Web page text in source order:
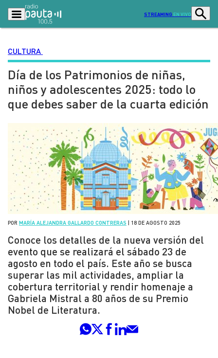
STREAMING EN VIVO
Podcasts Programas
Lo Último Actualidad
Ciudad Economía
Radio en vivo Sostenibilidad
Tendencias Deportes
Entretención y Cultura Opinión
Dato en Pauta Señal 2
Contenido Patrocinado
CULTURA
Día de los Patrimonios de niñas,
niños y adolescentes 2025: todo lo
que debes saber de la cuarta edición
POR MARÍA ALEJANDRA GALLARDO CONTRERAS 18 DE AGOSTO 2025
Conoce los detalles de la nueva versión del
evento que se realizará el sábado 23 de
agosto en todo el país. Este año se busca
superar las mil actividades, ampliar la
cobertura territorial y rendir homenaje a
Gabriela Mistral a 80 años de su Premio
Nobel de Literatura.